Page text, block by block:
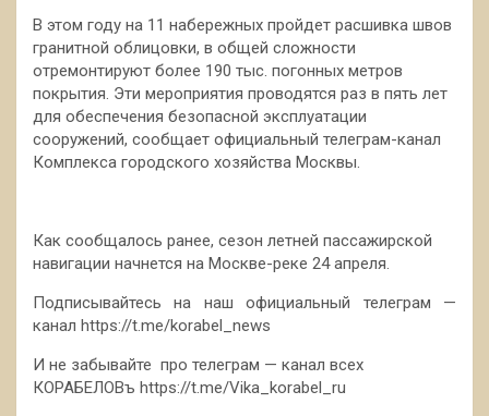
В этом году на 11 набережных пройдет расшивка швов
гранитной облицовки, в общей сложности
отремонтируют более 190 тыс. погонных метров
покрытия. Эти мероприятия проводятся раз в пять лет
для обеспечения безопасной эксплуатации
сооружений, сообщает официальный телеграм-канал
Комплекса городского хозяйства Москвы.
Как сообщалось ранее, сезон летней пассажирской
навигации начнется на Москве-реке 24 апреля.
Подписывайтесь на наш официальный телеграм —
канал https://t.me/korabel_news
И не забывайте про телеграм — канал всех
КОРАБЕЛОВъ https://t.me/Vika_korabel_ru